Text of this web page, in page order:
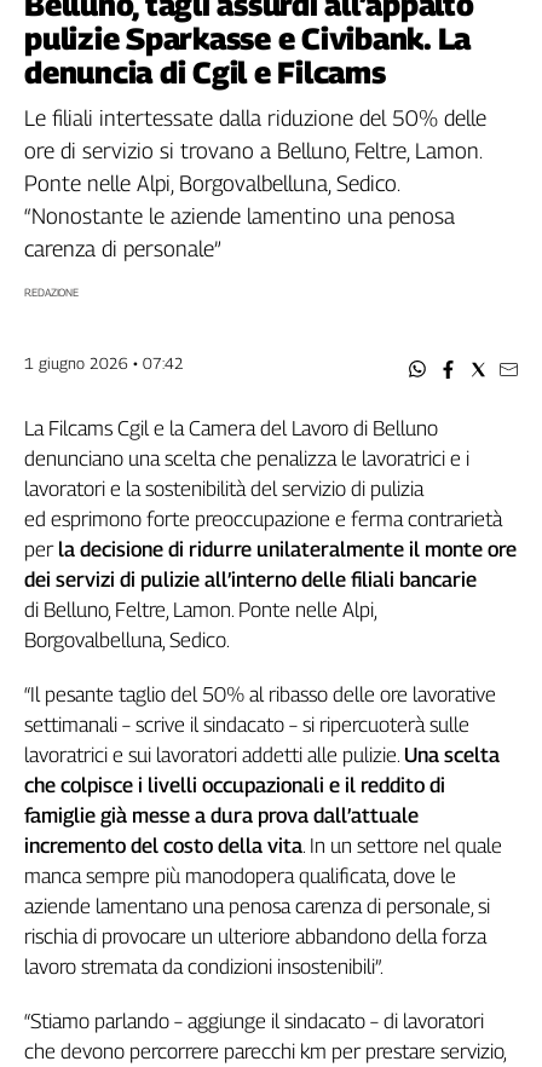
Filcams
Filctem
Fillea
Filt
Fisac
Nidil
Spi
Caaf
G8
di
Genova,
il
sangue
della
120
anni
Cgil
Collettiva
Academy
Collettiva
Play
Rubriche
Collettiva
Talk
settimana
Collettiva
pulizie Sparkasse e Civibank. La
denuncia di Cgil e Filcams
Le filiali intertessate dalla riduzione del 50% delle
ore di servizio si trovano a Belluno, Feltre, Lamon.
Ponte nelle Alpi, Borgovalbelluna, Sedico.
“Nonostante le aziende lamentino una penosa
carenza di personale”
REDAZIONE
1 giugno 2026 • 07:42
La Filcams Cgil e la Camera del Lavoro di Belluno
denunciano una scelta che penalizza le lavoratrici e i
lavoratori e la sostenibilità del servizio di pulizia
ed esprimono forte preoccupazione e ferma contrarietà
per la decisione di ridurre unilateralmente il monte ore
dei servizi di pulizie all’interno delle filiali bancarie
di Belluno, Feltre, Lamon. Ponte nelle Alpi,
Borgovalbelluna, Sedico.
“Il pesante taglio del 50% al ribasso delle ore lavorative
settimanali – scrive il sindacato – si ripercuoterà sulle
lavoratrici e sui lavoratori addetti alle pulizie. Una scelta
che colpisce i livelli occupazionali e il reddito di
famiglie già messe a dura prova dall’attuale
incremento del costo della vita. In un settore nel quale
manca sempre più manodopera qualificata, dove le
aziende lamentano una penosa carenza di personale, si
rischia di provocare un ulteriore abbandono della forza
lavoro stremata da condizioni insostenibili”.
“Stiamo parlando – aggiunge il sindacato – di lavoratori
che devono percorrere parecchi km per prestare servizio,